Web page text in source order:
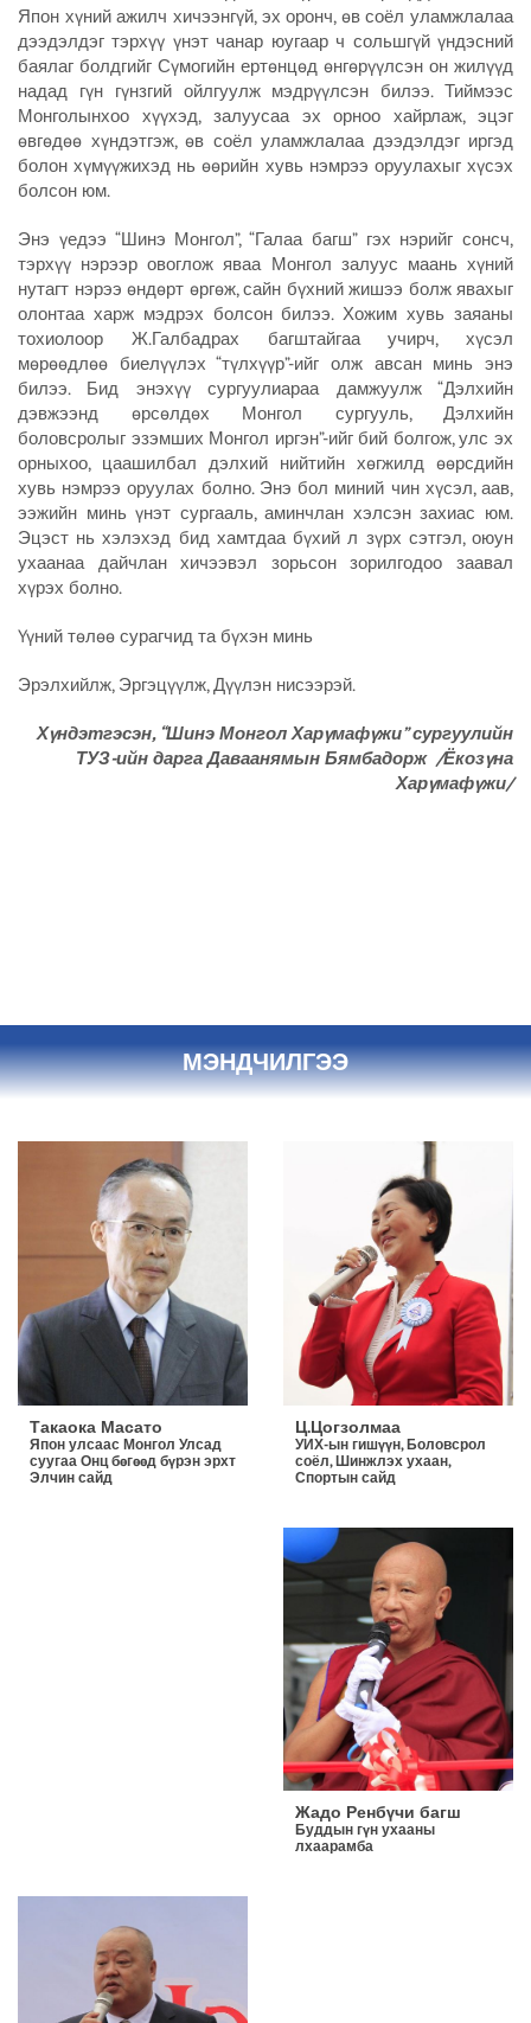
Япон хүний ажилч хичээнгүй, эх оронч, өв соёл уламжлалаа
дээдэлдэг тэрхүү үнэт чанар юугаар ч сольшгүй үндэсний
баялаг болдгийг Сүмогийн ертөнцөд өнгөрүүлсэн он жилүүд
надад гүн гүнзгий ойлгуулж мэдрүүлсэн билээ. Тиймээс
Монголынхоо хүүхэд, залуусаа эх орноо хайрлаж, эцэг
өвгөдөө хүндэтгэж, өв соёл уламжлалаа дээдэлдэг иргэд
болон хүмүүжихэд нь өөрийн хувь нэмрээ оруулахыг хүсэх
болсон юм.
Энэ үедээ “Шинэ Монгол”, “Галаа багш” гэх нэрийг сонсч,
тэрхүү нэрээр овоглож яваа Монгол залуус маань хүний
нутагт нэрээ өндөрт өргөж, сайн бүхний жишээ болж явахыг
олонтаа харж мэдрэх болсон билээ. Хожим хувь заяаны
тохиолоор Ж.Галбадрах багштайгаа учирч, хүсэл
мөрөөдлөө биелүүлэх “түлхүүр”-ийг олж авсан минь энэ
билээ. Бид энэхүү сургуулиараа дамжуулж “Дэлхийн
дэвжээнд өрсөлдөх Монгол сургууль, Дэлхийн
боловсролыг эзэмших Монгол иргэн”-ийг бий болгож, улс эх
орныхоо, цаашилбал дэлхий нийтийн хөгжилд өөрсдийн
хувь нэмрээ оруулах болно. Энэ бол миний чин хүсэл, аав,
ээжийн минь үнэт сургааль, аминчлан хэлсэн захиас юм.
Эцэст нь хэлэхэд бид хамтдаа бүхий л зүрх сэтгэл, оюун
ухаанаа дайчлан хичээвэл зорьсон зорилгодоо заавал
хүрэх болно.
Үүний төлөө сурагчид та бүхэн минь
Эрэлхийлж, Эргэцүүлж, Дүүлэн нисээрэй.
Хүндэтгэсэн, “Шинэ Монгол Харүмафүжи” сургуулийн
ТУЗ-ийн дарга Даваанямын Бямбадорж /Ёкозүна
Харүмафүжи/
МЭНДЧИЛГЭЭ
Такаока Масато
Япон улсаас Монгол Улсад
суугаа Онц бөгөөд бүрэн эрхт
Элчин сайд
Ц.Цогзолмаа
УИХ-ын гишүүн, Боловсрол
соёл, Шинжлэх ухаан,
Спортын сайд
Жадо Ренбүчи багш
Буддын гүн ухааны
лхаарамба